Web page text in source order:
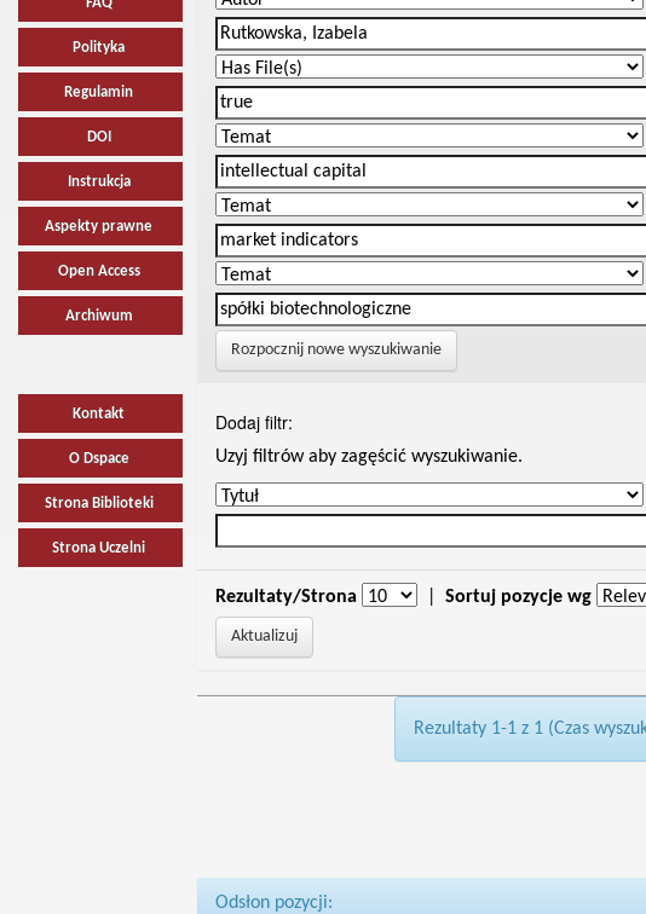
Polityka
Regulamin
DOI
Instrukcja
Aspekty prawne
Open Access
Archiwum
Kontakt
O Dspace
Strona Biblioteki
Strona Uczelni
Rozpocznij nowe wyszukiwanie
Dodaj filtr:
Uzyj filtrów aby zagęścić wyszukiwanie.
Rezultaty/Strona Sortuj pozycje wg
Rezultaty 1-1 z 1 (Czas
Odsłon pozycji: